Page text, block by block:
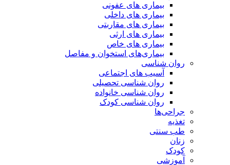
بیماری های عفونی
بیماری های داخلی
بیماری های مقاربتی
بیماری های ارثی
بیماری های خاص
بیماری‌های استخوان و مفاصل
روان شناسی
آسیب های اجتماعی
روان شناسی تحصیلی
روان شناسی خانواده
روان شناسی کودک
جراحی‌ها
تغذیه
طب سنتی
زنان
کودک
آموزشی